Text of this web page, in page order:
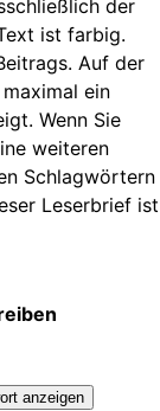
der
ist farbig.
Auf der
ein
Wenn Sie
weiteren
Schlagwörtern
Leserbrief ist
anzeigen